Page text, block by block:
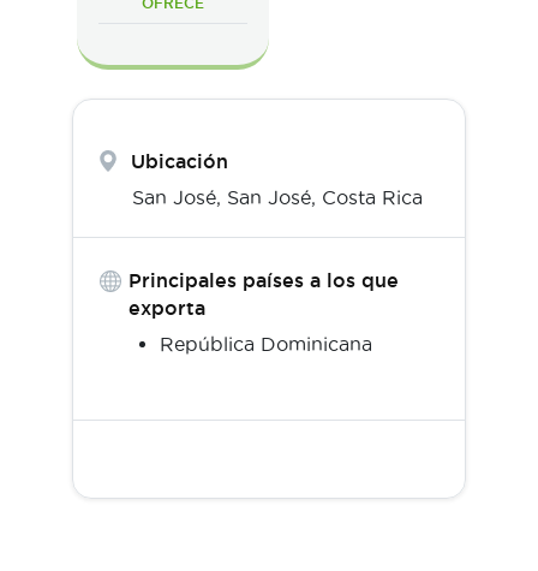
Ubicación
San José, San José, Costa Rica
Principales países a los que
exporta
República Dominicana